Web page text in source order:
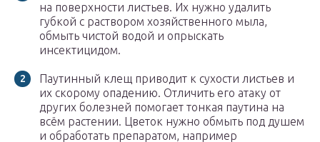
на поверхности листьев. Их нужно удалить
губкой с раствором хозяйственного мыла,
обмыть чистой водой и опрыскать
инсектицидом.
Паутинный клещ приводит к сухости листьев и
их скорому опадению. Отличить его атаку от
других болезней помогает тонкая паутина на
всём растении. Цветок нужно обмыть под душем
и обработать препаратом, например